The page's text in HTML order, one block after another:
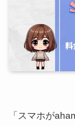
「スマホが